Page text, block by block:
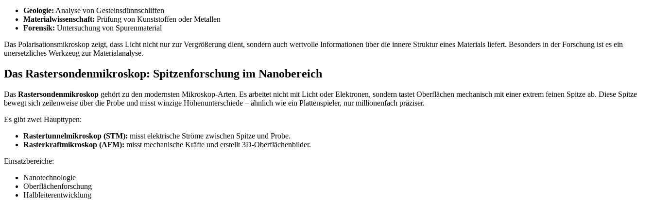
Geologie: Analyse von Gesteinsdünnschliffen
Materialwissenschaft: Prüfung von Kunststoffen oder Metallen
Forensik: Untersuchung von Spurenmaterial
Das Polarisationsmikroskop zeigt, dass Licht nicht nur zur Vergrößerung dient, sondern auch wertvolle Informationen über die innere Struktur eines Materials liefert. Besonders in der Forschung ist es ein
unersetzliches Werkzeug zur Materialanalyse.
Das Rastersondenmikroskop: Spitzenforschung im Nanobereich
Das Rastersondenmikroskop gehört zu den modernsten Mikroskop-Arten. Es arbeitet nicht mit Licht oder Elektronen, sondern tastet Oberflächen mechanisch mit einer extrem feinen Spitze ab. Diese Spitze
bewegt sich zeilenweise über die Probe und misst winzige Höhenunterschiede – ähnlich wie ein Plattenspieler, nur millionenfach präziser.
Es gibt zwei Haupttypen:
Rastertunnelmikroskop (STM): misst elektrische Ströme zwischen Spitze und Probe.
Rasterkraftmikroskop (AFM): misst mechanische Kräfte und erstellt 3D-Oberflächenbilder.
Einsatzbereiche:
Nanotechnologie
Oberflächenforschung
Halbleiterentwicklung